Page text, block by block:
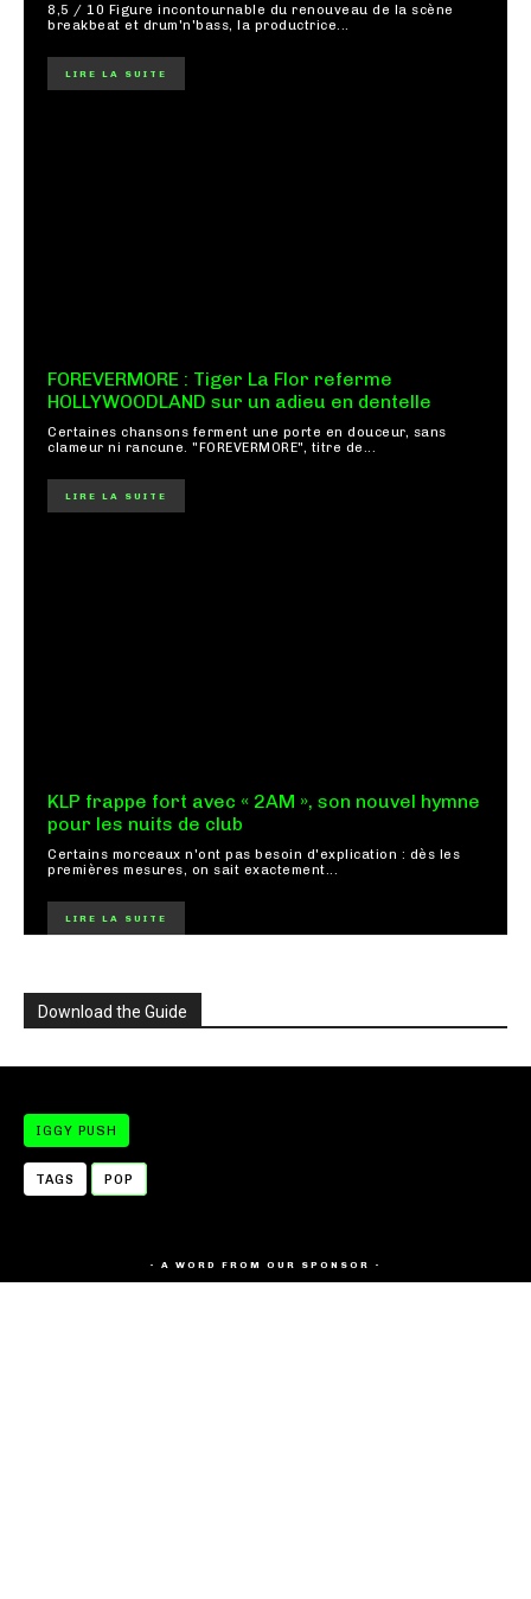
8,5 / 10 Figure incontournable du renouveau de la scène
breakbeat et drum'n'bass, la productrice...
LIRE LA SUITE
FOREVERMORE : Tiger La Flor referme
HOLLYWOODLAND sur un adieu en dentelle
Certaines chansons ferment une porte en douceur, sans
clameur ni rancune. "FOREVERMORE", titre de...
LIRE LA SUITE
KLP frappe fort avec « 2AM », son nouvel hymne
pour les nuits de club
Certains morceaux n'ont pas besoin d'explication : dès les
premières mesures, on sait exactement...
LIRE LA SUITE
Download the Guide
IGGY PUSH
TAGS POP
- A WORD FROM OUR SPONSOR -